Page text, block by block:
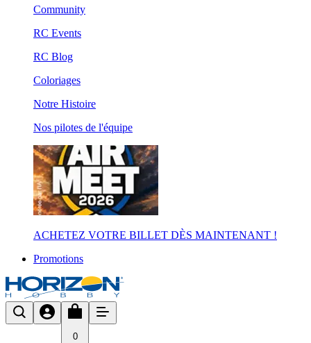
Community
RC Events
RC Blog
Coloriages
Notre Histoire
Nos pilotes de l'équipe
ACHETEZ VOTRE BILLET DÈS MAINTENANT !
Promotions
0